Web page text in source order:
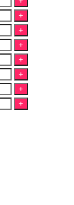
+
+
+
+
+
+
+